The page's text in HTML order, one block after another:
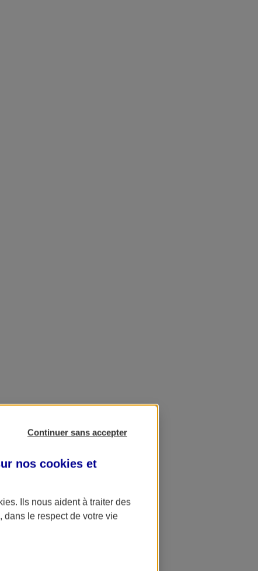
Continuer sans accepter
nos cookies et
. Ils nous aident à traiter des
dans le respect de votre vie